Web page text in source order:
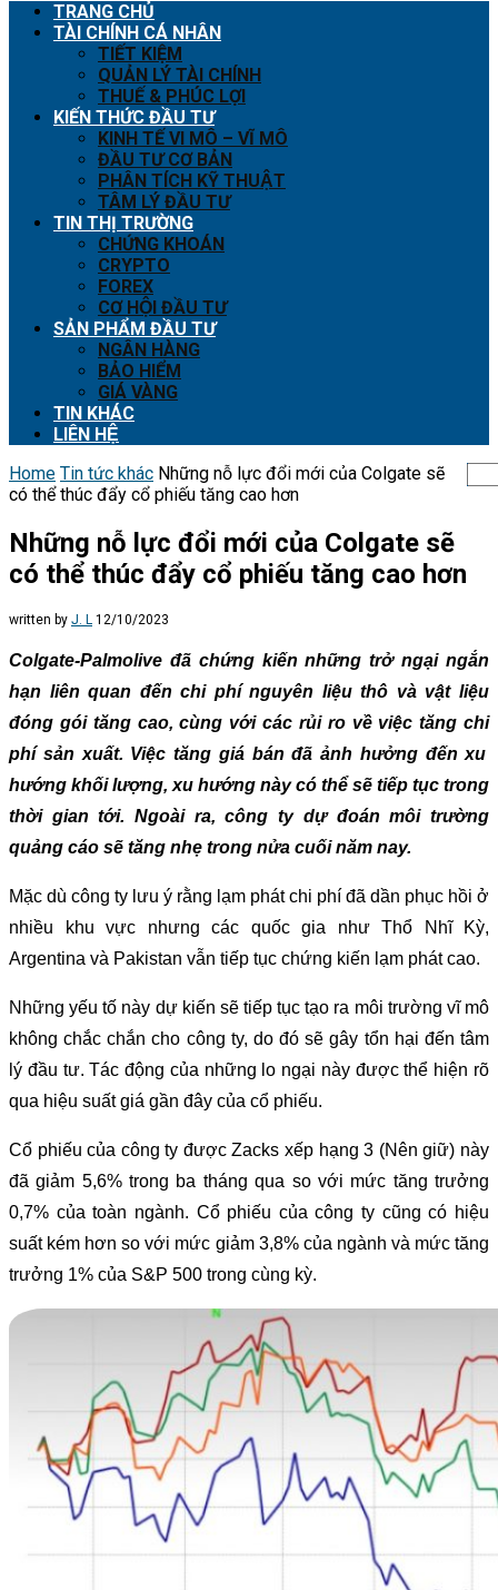
TRANG CHỦ
TÀI CHÍNH CÁ NHÂN
TIẾT KIỆM
QUẢN LÝ TÀI CHÍNH
THUẾ & PHÚC LỢI
KIẾN THỨC ĐẦU TƯ
KINH TẾ VI MÔ – VĨ MÔ
ĐẦU TƯ CƠ BẢN
PHÂN TÍCH KỸ THUẬT
TÂM LÝ ĐẦU TƯ
TIN THỊ TRƯỜNG
CHỨNG KHOÁN
CRYPTO
FOREX
CƠ HỘI ĐẦU TƯ
SẢN PHẨM ĐẦU TƯ
NGÂN HÀNG
BẢO HIỂM
GIÁ VÀNG
TIN KHÁC
LIÊN HỆ
Home Tin tức khác Những nỗ lực đổi mới của Colgate sẽ
có thể thúc đẩy cổ phiếu tăng cao hơn
Những nỗ lực đổi mới của Colgate sẽ
có thể thúc đẩy cổ phiếu tăng cao hơn
written by J. L 12/10/2023
Colgate-Palmolive đã chứng kiến những trở ngại ngắn
hạn liên quan đến chi phí nguyên liệu thô và vật liệu
đóng gói tăngcao, cùng với các rủi ro về việc tăng chi
phí sản xuất. Việc tăng giá bán đã ảnh hưởng đến xu
hướng khối lượng, xu hướng này có thể sẽ tiếp tục trong
thời gian tới. Ngoài ra, công ty dự đoán môi trường
quảng cáo sẽ tăng nhẹ trong nửa cuối năm nay.
Mặc dù công ty lưu ý rằng lạm phát chi phí đã dần phục hồi ở
nhiều khu vực nhưng các quốc gia như Thổ Nhĩ Kỳ,
Argentina và Pakistan vẫn tiếp tục chứng kiến lạm phát cao.
Những yếu tố này dự kiến sẽ tiếp tục tạo ra môi trường vĩ mô
không chắc chắn cho công ty, do đó sẽ gây tổn hại đến tâm
lý đầu tư. Tác động của những lo ngại này được thể hiện rõ
qua hiệu suất giá gần đây của cổ phiếu.
Cổ phiếu của công ty được Zacks xếp hạng 3 (Nên giữ) này
đã giảm 5,6% trong ba tháng qua so với mức tăng trưởng
0,7% của toàn ngành. Cổ phiếu của công ty cũng có hiệu
suất kém hơn so với mức giảm 3,8% của ngành và mức tăng
trưởng 1% của S&P 500 trong cùng kỳ.